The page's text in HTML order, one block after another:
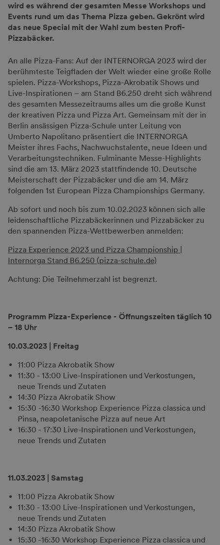
wird es während der gesamten Messe Workshops und
Events rund um das Thema Pizza geben. Gekrönt wird
das neue Special mit der Wahl zum besten Profi-
Pizzabäcker.
An alle Pizza-Fans: Auf der INTERNORGA 2023 wird der
berühmteste Teigfladen der Welt wieder eine große Rolle
spielen. Pizza-Workshops, Pizza-Akrobatik Shows und
Live-Inspirationen – am Stand B6.250 dreht sich während
des gesamten Messezeitraums alles um die große Kunst
der kreativen Pizza und Pizza Art. Gemeinsam mit der in
Berlin ansässigen Pizza-Schule unter Leitung von
Umberto Napolitano präsentiert die INTERNORGA
Meister ihres Fachs, Nachwuchstalente, neue Ideen und
Verarbeitungstechniken. Fulminante Messe-Highlights
sind die am 13. März 2023 stattfindende 10. Deutsche
Meisterschaft der Pizzabäcker und die am 14. März
folgenden 1st European Pizza Championships Germany.
Ab sofort und noch bis zum 10.02.2023 können sich alle
leidenschaftliche Pizzabäckerinnen und Pizzabäcker zu
den spannenden Pizza-Wettbewerben anmelden:
Pizza Experience 2023 und Pizza Championship |
Internorga Stand B6.250 (pizza-schule.de)
Achtung: Die Teilnehmerzahl ist begrenzt.
Programm Pizza-Experience - Öffnungszeiten täglich 10
– 18 Uhr
10.03.2023 | Freitag
11:00 Pizza Akrobatik Show
11:30 - 13:00 Live-Inspirationen und Verkostungen,
neue Trends und Zutaten
14:30 Pizza Akrobatik Show
15:30 -16:30 Workshop Experience Pizza classica und
Pinsa, neapoletanische Pizza auf neue Art
16:30 - 17:30 Live-Inspirationen und Verkostungen,
neue Trends und Zutaten
11.03.2023 | Samstag
11:00 Pizza Akrobatik Show
11:30 - 13:00 Live-Inspirationen und Verkostungen,
neue Trends und Zutaten
14:30 Pizza Akrobatik Show
15:30 -16:30 Workshop Experience Pizza classica und